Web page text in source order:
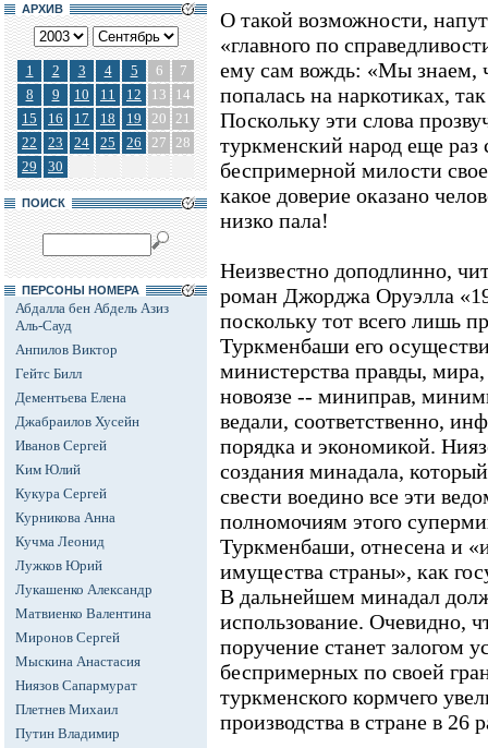
АРХИВ
1 2 3 4 5 6
7
8
9 10 11 12 13
14
15
16 17 18 19 20 21
22
23 24 25 26 27 28
29
30
ПОИСК
ПЕРСОНЫ НОМЕРА
Абдалла бен Абдель Азиз
Аль-Сауд
Анпилов Виктор
Гейтс Билл
Дементьева Елена
Джабраилов Хусейн
Иванов Сергей
Ким Юлий
Кукура Сергей
Курникова Анна
Кучма Леонид
Лужков Юрий
Лукашенко Александр
Матвиенко Валентина
Миронов Сергей
Мыскина Анастасия
Ниязов Сапармурат
Плетнев Михаил
Путин Владимир
О такой возможности,
«главного по
ему сам вождь: «Мы знаем,
попалась на наркотиках,
Поскольку эти слова
туркменский народ еще раз
беспримерной милости
какое доверие оказано
низко пала!
Неизвестно доподлинно,
роман Джорджа Оруэлла
поскольку тот всего лишь
Туркменбаши его
министерства правды,
новоязе -- миниправ,
ведали, соответственно,
порядка и экономикой.
создания минадала,
свести воедино все эти
полномочиям этого
Туркменбаши, отнесена и
имущества страны», как
В дальнейшем минадал
использование. Очевидно,
поручение станет залогом
беспримерных по своей
туркменского кормчего
производства в стране в 26